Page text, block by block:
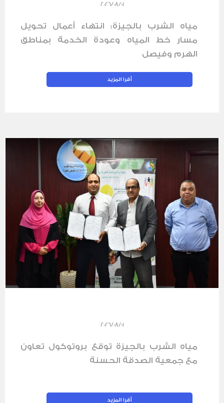
2026/08/01
مياه الشرب بالجيزة: انتهاء أعمال تحويل
مسار خط المياه وعودة الخدمة بمناطق
الهرم وفيصل
2026/08/01
مياه الشرب بالجيزة توقع بروتوكول تعاون
مع جمعية الصدقة الحسنة